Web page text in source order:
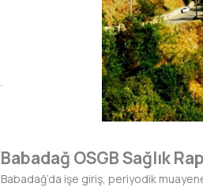
Babadağ OSGB Sağlık
Babadağ’da işe giriş, periyodik